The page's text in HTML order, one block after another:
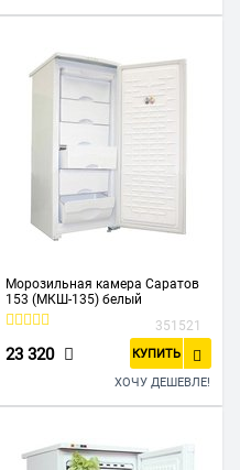
Морозильная камера Саратов
153 (МКШ-135) белый
351521
23 320 КУПИТЬ
ХОЧУ ДЕШЕВЛЕ!